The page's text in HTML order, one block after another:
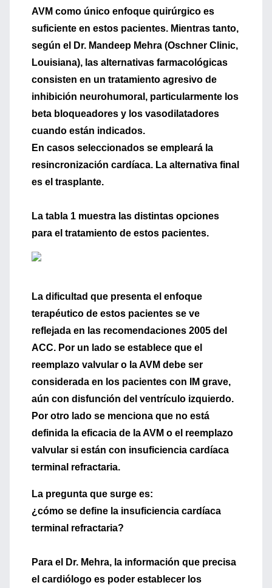
AVM como único enfoque quirúrgico es
suficiente en estos pacientes. Mientras tanto,
según el
Dr. Mandeep Mehra (Oschner Clinic,
Louisiana), las alternativas farmacológicas
consisten en un tratamiento agresivo de
inhibición neurohumoral, particularmente los
beta bloqueadores y los vasodilatadores
cuando están indicados.
En casos seleccionados se empleará la
resincronización cardíaca. La alternativa final
es el trasplante.
La tabla 1 muestra las distintas opciones
para el tratamiento de estos pacientes.
La dificultad que presenta el enfoque
terapéutico de estos pacientes se ve
reflejada en las recomendaciones 2005 del
ACC. Por un lado se establece que el
reemplazo valvular o la AVM debe ser
considerada en los pacientes con IM grave,
aún con disfunción del ventrículo izquierdo.
Por otro lado se menciona que no está
definida la eficacia de la AVM o el reemplazo
valvular si están con insuficiencia cardíaca
terminal refractaria.
La pregunta que surge es:
¿cómo se define la insuficiencia cardíaca
terminal refractaria?
Para el Dr. Mehra, la información que precisa
el cardiólogo es poder establecer los